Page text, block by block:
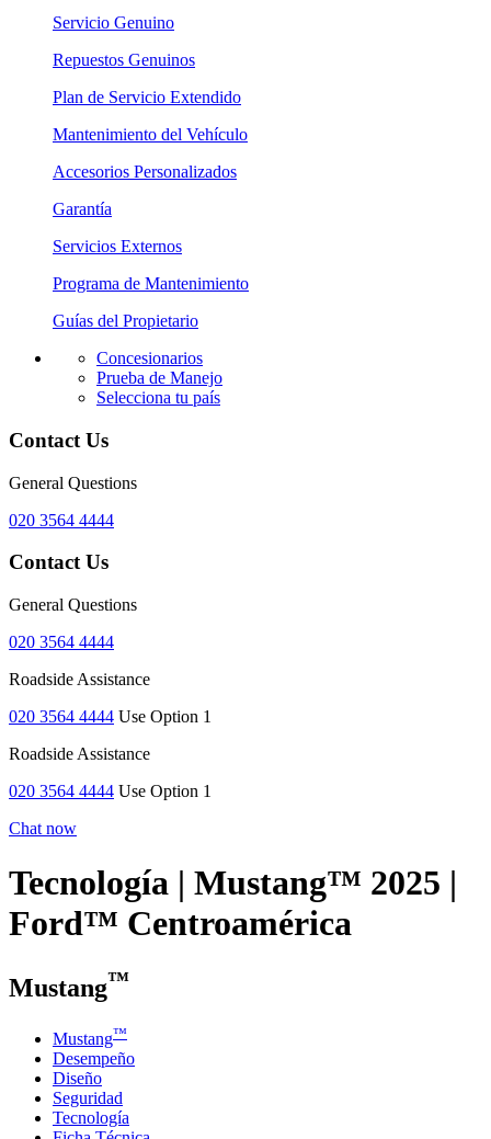
Servicio Genuino
Repuestos Genuinos
Plan de Servicio Extendido
Mantenimiento del Vehículo
Accesorios Personalizados
Garantía
Servicios Externos
Programa de Mantenimiento
Guías del Propietario
Concesionarios
Prueba de Manejo
Selecciona tu país
Contact Us
General Questions
020 3564 4444
Contact Us
General Questions
020 3564 4444
Roadside Assistance
020 3564 4444 Use Option 1
Roadside Assistance
020 3564 4444 Use Option 1
Chat now
Tecnología | Mustang™ 2025 |
Ford™ Centroamérica
Mustang™
Mustang™
Desempeño
Diseño
Seguridad
Tecnología